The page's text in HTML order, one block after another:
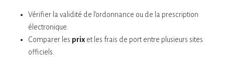
Vérifier la validité de l’ordonnance ou de la prescription
électronique.
Comparer les prix et les frais de port entre plusieurs sites
officiels.